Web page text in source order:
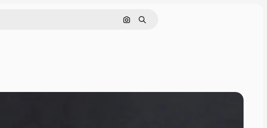
Buscar por imagen
Buscar